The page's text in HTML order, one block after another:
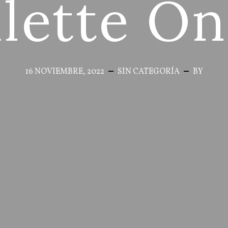
16 NOVIEMBRE, 2022 SIN CATEGORÍA BY